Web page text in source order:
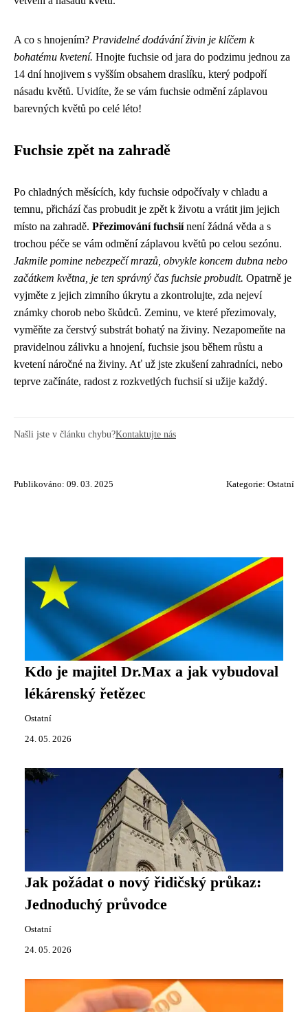
A co s hnojením? Pravidelné dodávání živin je klíčem k
bohatému kvetení. Hnojte fuchsie od jara do podzimu jednou za
14 dní hnojivem s vyšším obsahem draslíku, který podpoří
násadu květů. Uvidíte, že se vám fuchsie odmění záplavou
barevných květů po celé léto!
Fuchsie zpět na zahradě
Po chladných měsících, kdy fuchsie odpočívaly v chladu a
temnu, přichází čas probudit je zpět k životu a vrátit jim jejich
místo na zahradě. Přezimování fuchsiínení žádná věda a s
trochou péče se vám odmění záplavou květů po celou sezónu.
Jakmile pomine nebezpečí mrazů, obvykle koncem dubna nebo
začátkem května, je ten správný čas fuchsie probudit. Opatrně je
vyjměte z jejich zimního úkrytu a zkontrolujte, zda nejeví
známky chorob nebo škůdců. Zeminu, ve které přezimovaly,
vyměňte za čerstvý substrát bohatý na živiny. Nezapomeňte na
pravidelnou zálivku a hnojení, fuchsie jsou během růstu a
kvetení náročné na živiny. Ať už jste zkušení zahradníci, nebo
teprve začínáte, radost z rozkvetlých fuchsií si užije každý.
Našli jste v článku chybu?Kontaktujte nás
Publikováno: 09. 03. 2025 Kategorie: Ostatní
Kdo je majitel Dr.Max a jak vybudoval
lékárenský řetězec
Ostatní
24. 05. 2026
Jak požádat o nový řidičský průkaz:
Jednoduchý průvodce
Ostatní
24. 05. 2026